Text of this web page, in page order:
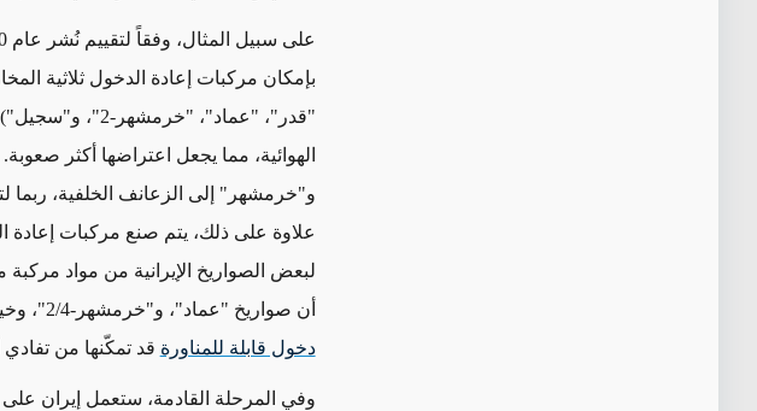
على سبيل المثال، وفقاً لتقييم نُشر عام 2010 من قبل
"قدر"، "عماد"،
و"خرمشهر" إلى الزعانف الخلفية، ربما
علاوة على ذلك، يتم صنع مركبات إعادة
لبعض الصواريخ الإيرانية من مواد
أن صواريخ "عماد"، و"خرمشهر-2/4"، وخيبر شكان-1/2"، و"
دخول قابلة للمناورة قد تمكّنها من
وفي المرحلة القادمة، ستعمل إيران على